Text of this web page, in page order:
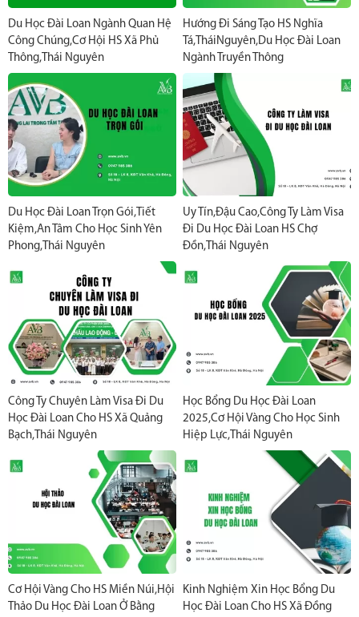
Du Học Đài Loan Ngành Quan Hệ
Công Chúng,Cơ Hội HS Xã Phủ
Thông,Thái Nguyên
Hướng Đi Sáng Tạo HS Nghĩa
Tá,TháiNguyên,Du Học Đài Loan
Ngành Truyền Thông
Du Học Đài Loan Trọn Gói,Tiết
Kiệm,an Tâm Cho Học Sinh Yên
Phong,Thái Nguyên
Uy Tín,đậu Cao,Công Ty Làm Visa
Đi Du Học Đài Loan HS Chợ
Đồn,Thái Nguyên
Công Ty Chuyên Làm Visa Đi Du
Học Đài Loan Cho HS Xã Quảng
Bạch,Thái Nguyên
Học Bổng Du Học Đài Loan
2025,Cơ Hội Vàng Cho Học Sinh
Hiệp Lực,Thái Nguyên
Cơ Hội Vàng Cho HS Miền Núi,Hội
Thảo Du Học Đài Loan Ở Bằng
Kinh Nghiệm Xin Học Bổng Du
Học Đài Loan Cho HS Xã Đồng